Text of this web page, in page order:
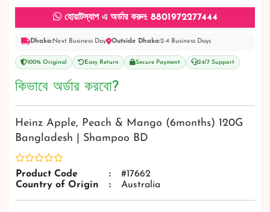
হোয়াটস্যাপ এ অর্ডার করুন: 8801972277444
Dhaka:Next Business Day Outside Dhaka:2-4 Business Days
100% Original Easy Return Secure Payment 24/7 Support
কিভাবে অর্ডার করবো?
Heinz Apple, Peach & Mango (6months) 120G
Bangladesh | Shampoo BD
Product Code :
#17662
Country of Origin
: Australia